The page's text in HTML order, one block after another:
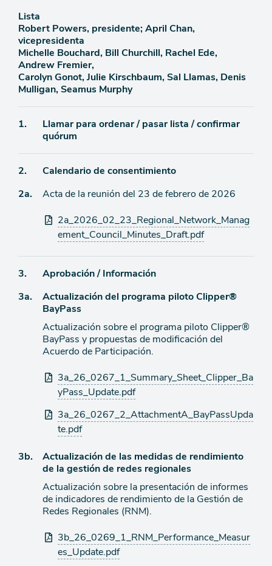
Lista
Robert Powers, presidente; April Chan,
vicepresidenta
Michelle Bouchard, Bill Churchill, Rachel Ede,
Andrew Fremier,
Carolyn Gonot, Julie Kirschbaum, Sal Llamas, Denis
Mulligan, Seamus Murphy
Ítem
1.
Llamar para ordenar / pasar lista / confirmar
quórum
Ítem
de
2.
Calendario de consentimiento
Ítem
2a.
Acta de la reunión del 23 de febrero de 2026
Archivos
adjuntos
2a_2026_02_23_Regional_Network_Manag
ement_Council_Minutes_Draft.pdf
Ítem
de
agenda
3.
Aprobación / Información
Ítem
agenda
3a.
Actualización del programa piloto Clipper®
BayPass
Actualización sobre el programa piloto Clipper®
BayPass y propuestas de modificación del
Acuerdo de Participación.
Archivos
adjuntos
3a_26_0267_1_Summary_Sheet_Clipper_Ba
yPass_Update.pdf
3a_26_0267_2_AttachmentA_BayPassUpda
te.pdf
Ítem
agenda
3b.
Actualización de las medidas de rendimiento
de la gestión de redes regionales
Actualización sobre la presentación de informes
de indicadores de rendimiento de la Gestión de
Redes Regionales (RNM).
Archivos
adjuntos
3b_26_0269_1_RNM_Performance_Measur
es_Update.pdf